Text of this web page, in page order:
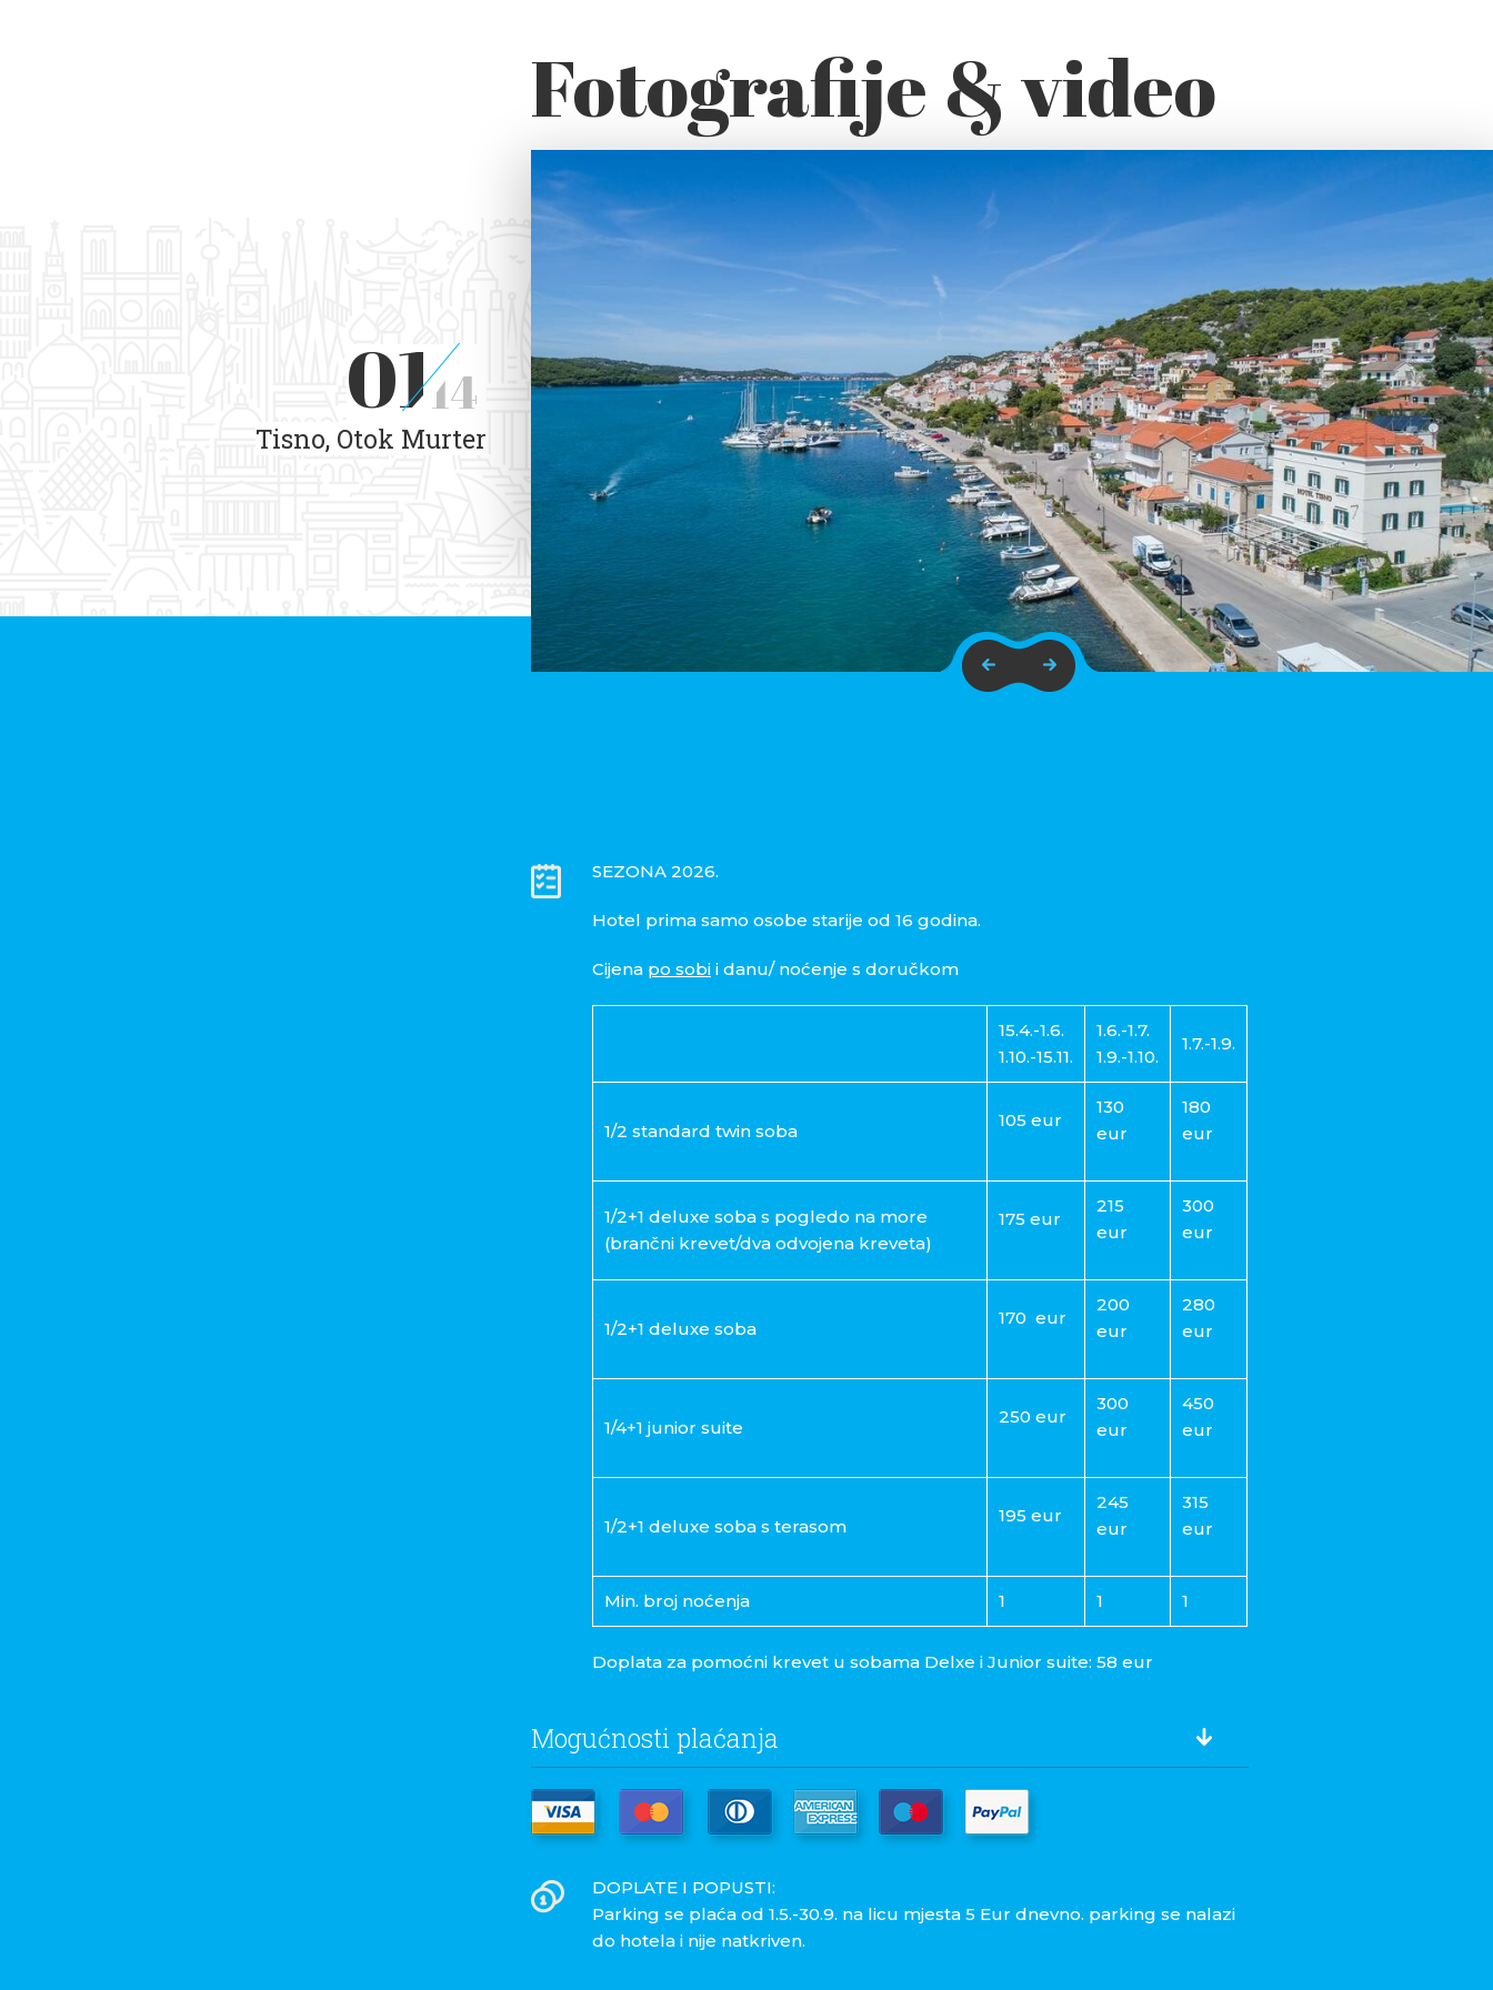
Fotografije & video
0114
Tisno, Otok Murter
SEZONA 2026.
Hotel prima samo osobe starije od 16 godina.
Cijena po sobii danu/ noćenje s doručkom
15.4.-1.6.
1.10.-15.11.
1.6.-1.7.
1.9.-1.10.
1.7.-1.9.
1/2 standard twin soba
105 eur
130
eur
180
eur
1/2+1 deluxe soba s pogledo na more
(brančni krevet/dva odvojena kreveta)
175 eur
215
eur
300
eur
1/2+1 deluxe soba
170 eur
200
eur
280
eur
1/4+1 junior suite
250 eur
300
eur
450
eur
1/2+1 deluxe soba s terasom
195 eur
245
eur
315
eur
Min. broj noćenja 1 1 1
Doplata za pomoćni krevet u sobama Delxe i Junior suite: 58 eur
Mogućnosti plaćanja
DOPLATE I POPUSTI:
Parking se plaća od 1.5.-30.9. na licu mjesta 5 Eur dnevno. parking se nalazi
do hotela i nije natkriven.